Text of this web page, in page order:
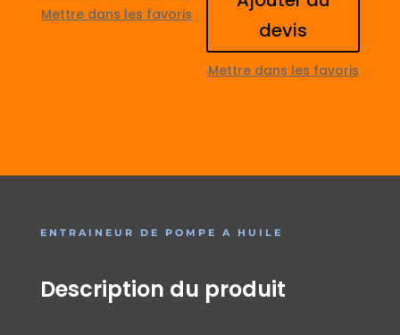
Mettre dans les favoris
devis
Mettre dans les favoris
ENTRAINEUR DE POMPE A HUILE
Description du produit